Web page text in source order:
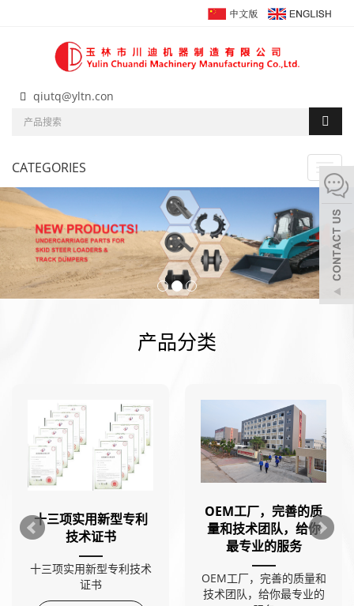
qiutq@yltn.con
CATEGORIES
产品分类
十三项实用新型专利
技术证书
十三项实用新型专利技术
OEM工厂，完善的质
量和技术团队，给你
最专业的服务
OEM工厂，完善的质量和
技术团队，给你最专业的